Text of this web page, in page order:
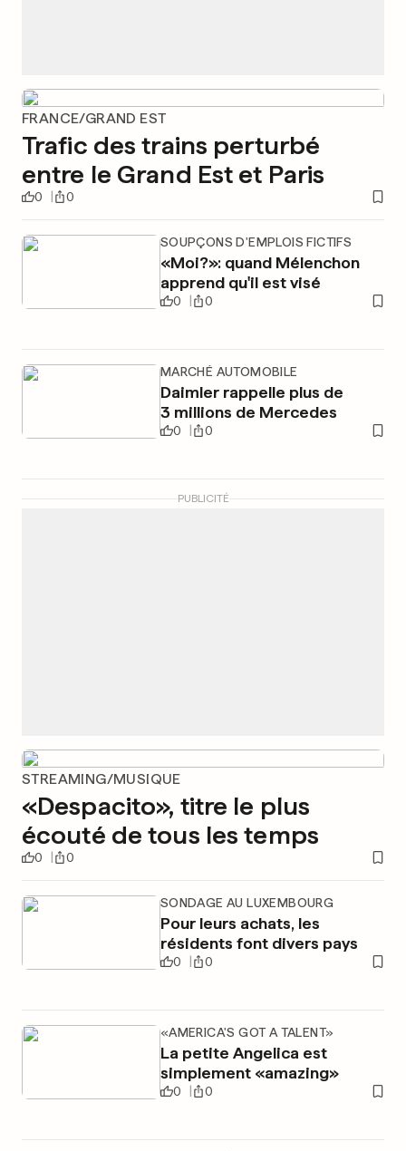
FRANCE/GRAND EST
Trafic des trains perturbé
entre le Grand Est et Paris
0 0
SOUPÇONS D'EMPLOIS FICTIFS
«Moi?»: quand Mélenchon
apprend qu'il est visé
0 0
MARCHÉ AUTOMOBILE
Daimler rappelle plus de
3 millions de Mercedes
0 0
PUBLICITÉ
STREAMING/MUSIQUE
«Despacito», titre le plus
écouté de tous les temps
0 0
SONDAGE AU LUXEMBOURG
Pour leurs achats, les
résidents font divers pays
0 0
«AMERICA'S GOT A TALENT»
La petite Angelica est
simplement «amazing»
0 0